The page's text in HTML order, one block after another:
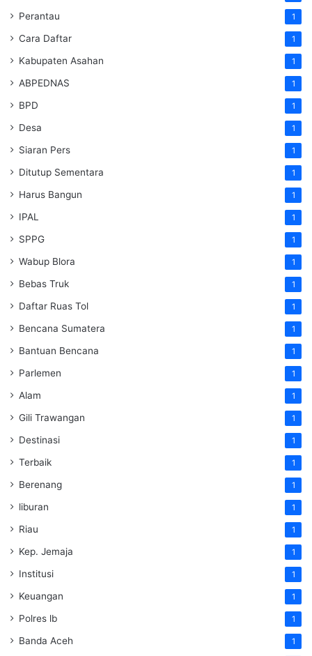
Perantau 1
Cara Daftar 1
Kabupaten Asahan 1
ABPEDNAS 1
BPD 1
Desa 1
Siaran Pers 1
Ditutup Sementara 1
Harus Bangun 1
IPAL 1
SPPG 1
Wabup Blora 1
Bebas Truk 1
Daftar Ruas Tol 1
Bencana Sumatera 1
Bantuan Bencana 1
Parlemen 1
Alam 1
Gili Trawangan 1
Destinasi 1
Terbaik 1
Berenang 1
liburan 1
Riau 1
Kep. Jemaja 1
Institusi 1
Keuangan 1
Polres lb 1
Banda Aceh 1